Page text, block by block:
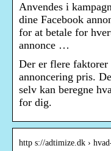
Anvendes i
dine Facebook
for at betale for
annonce …
Der er flere faktorer
annoncering pris.
selv kan beregne
for dig.
http s://adtimize.dk ›